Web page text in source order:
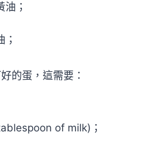
；
的蛋，這需要：
of milk)；